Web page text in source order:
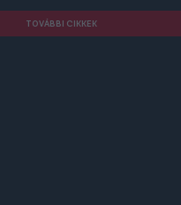
TOVÁBBI CIKKEK